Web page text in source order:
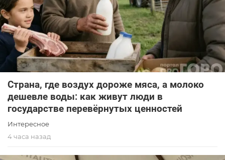
Страна, где воздух дороже мяса, а молоко
дешевле воды: как живут люди в
государстве перевёрнутых ценностей
Интересное
4 часа назад